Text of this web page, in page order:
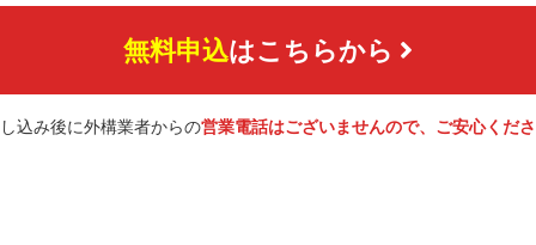
無料申込はこちらから
込み後に外構業者からの営業電話はございませんので、ご安心くだ